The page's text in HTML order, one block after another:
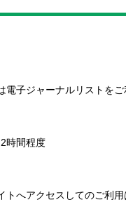
子ジャーナルリストをご
時間程度
へアクセスしてのご利用